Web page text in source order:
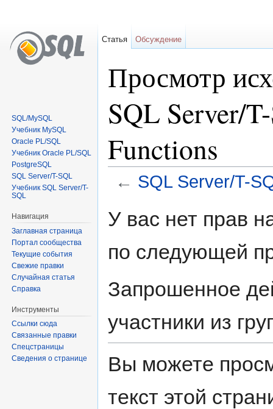
Просмотр
SQL Server/
Functions
← SQL Server/T-
У вас нет прав
по следующей
Запрошенное
участники из
Вы можете
текст этой
Статья Обсуждение
SQL/MySQL
Учебник MySQL
Oracle PL/SQL
Учебник Oracle PL/SQL
PostgreSQL
SQL Server/T-SQL
Учебник SQL Server/T-
SQL
Навигация
Заглавная страница
Портал сообщества
Текущие события
Свежие правки
Случайная статья
Справка
Инструменты
Ссылки сюда
Связанные правки
Спецстраницы
Сведения о странице